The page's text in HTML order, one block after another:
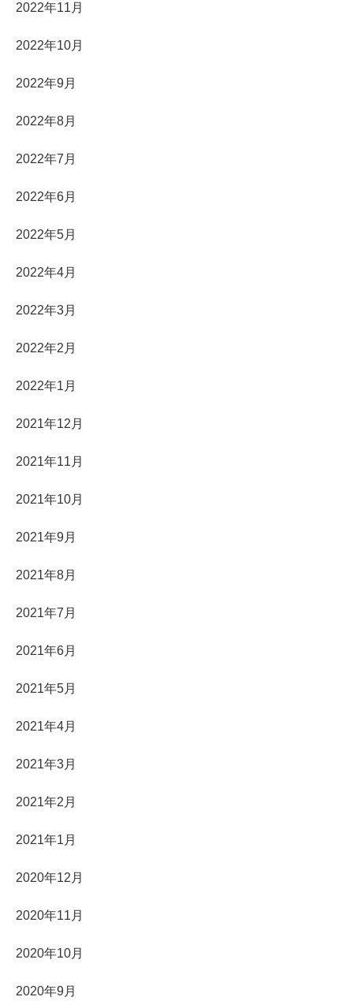
2022年11月
2022年10月
2022年9月
2022年8月
2022年7月
2022年6月
2022年5月
2022年4月
2022年3月
2022年2月
2022年1月
2021年12月
2021年11月
2021年10月
2021年9月
2021年8月
2021年7月
2021年6月
2021年5月
2021年4月
2021年3月
2021年2月
2021年1月
2020年12月
2020年11月
2020年10月
2020年9月